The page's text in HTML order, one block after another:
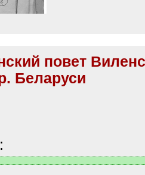
повет
Беларуси